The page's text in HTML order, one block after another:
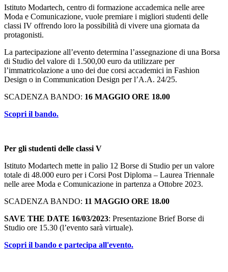
Istituto Modartech, centro di formazione accademica nelle aree
Moda e Comunicazione, vuole premiare i migliori studenti delle
classi IV offrendo loro la possibilità di vivere una giornata da
protagonisti.
La partecipazione all’evento determina l’assegnazione di una Borsa
di Studio del valore di 1.500,00 euro da utilizzare per
l’immatricolazione a uno dei due corsi accademici in Fashion
Design o in Communication Design per l’A.A. 24/25.
SCADENZA BANDO: 16 MAGGIO ORE 18.00
Scopri il bando.
Per gli studenti delle classi V
Istituto Modartech mette in palio 12 Borse di Studio per un valore
totale di 48.000 euro per i Corsi Post Diploma – Laurea Triennale
nelle aree Moda e Comunicazione in partenza a Ottobre 2023.
SCADENZA BANDO: 11 MAGGIO ORE 18.00
SAVE THE DATE 16/03/2023: Presentazione Brief Borse di
Studio ore 15.30 (l’evento sarà virtuale).
Scopri il bando e partecipa all'evento.